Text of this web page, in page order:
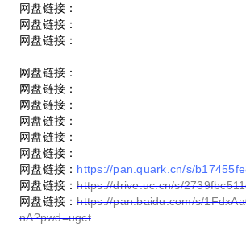
网盘链接：
网盘链接：
网盘链接：
网盘链接：
网盘链接：
网盘链接：
网盘链接：
网盘链接：
网盘链接：
网盘链接： https://pan.quark.cn/s/
网盘链接：https://drive.uc.cn/s/
网盘链接：https://pan.baidu.com/s/
nA?pwd=ugct